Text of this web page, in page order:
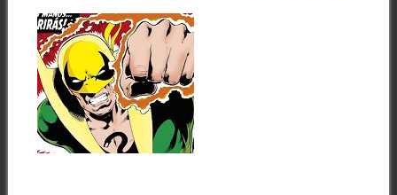
28.03.22
RESEÑAS: PUÑO
DE HIERRO:
OMNIGOLD:
«INTEGRAL»
(1974-1977).
INCLUYE: POWER
MAN Y PUÑO DE
▶